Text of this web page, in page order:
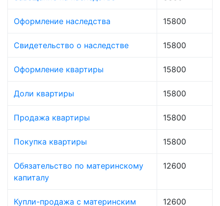
Оформление наследства 15800
Свидетельство о наследстве 15800
Оформление квартиры 15800
Доли квартиры 15800
Продажа квартиры 15800
Покупка квартиры 15800
Обязательство по материнскому
капиталу
12600
Купли-продажа с материнским
12600